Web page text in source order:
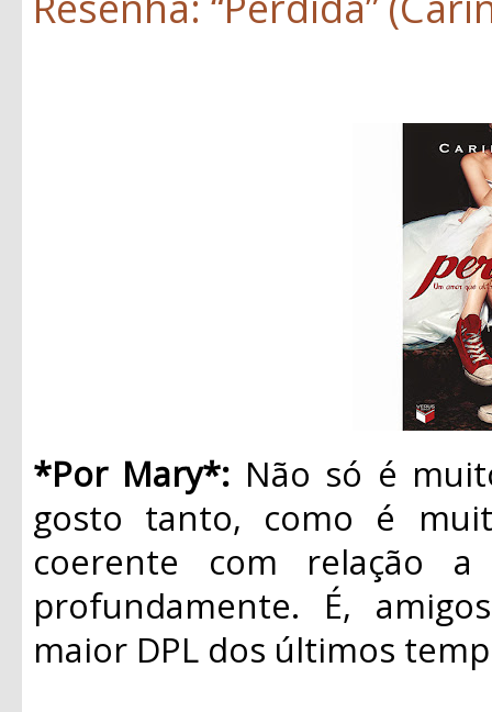
*Por Mary*: Não só é
gosto tanto, como é
coerente com relação
profundamente. É,
maior DPL dos últimos